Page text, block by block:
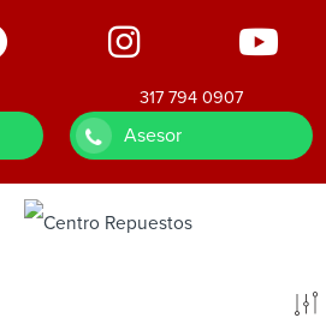
317 794 0907
Asesor